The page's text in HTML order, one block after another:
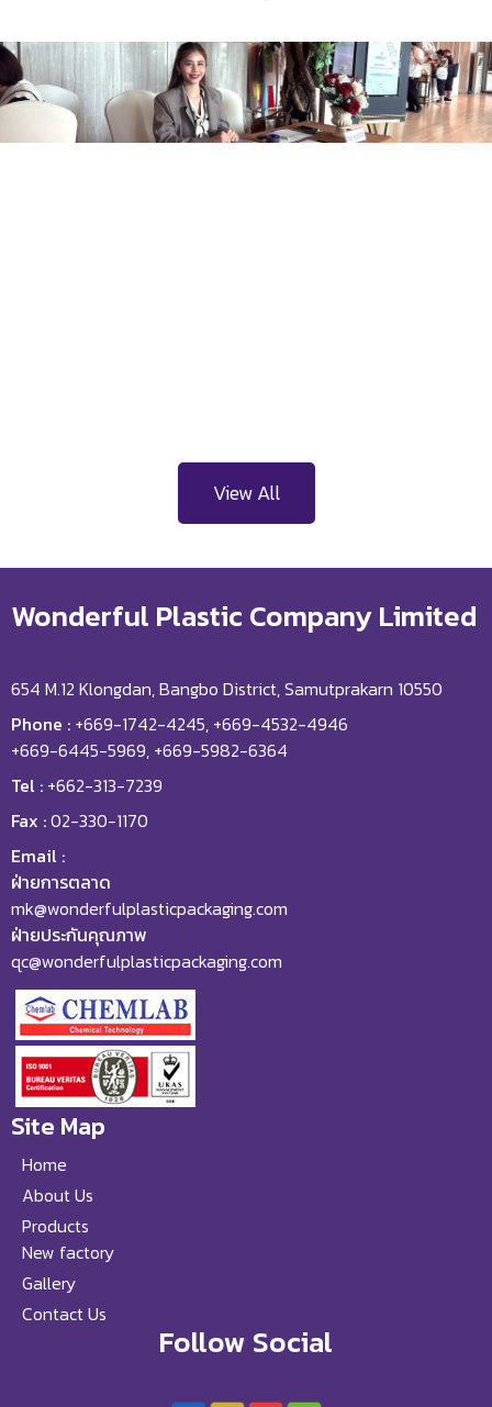
View All
Wonderful Plastic Company Limited
654 M.12 Klongdan, Bangbo District, Samutprakarn 10550
Phone : +669-1742-4245, +669-4532-4946
+669-6445-5969, +669-5982-6364
Tel : +662-313-7239
Fax :02-330-1170
Email :
ฝ่ายการตลาด
mk@wonderfulplasticpackaging.com
ฝ่ายประกันคุณภาพ
qc@wonderfulplasticpackaging.com
Site Map
Home
About Us
Products
New factory
Gallery
Contact Us
Follow Social